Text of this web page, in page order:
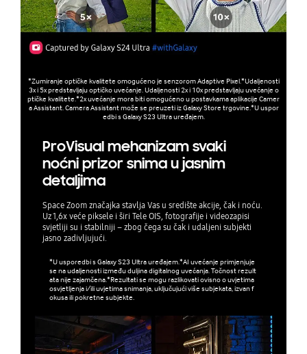
*Zumiranje optičke kvalitete omogućeno je senzorom Adaptive Pixel.*Udaljenosti
3x i 5x predstavljaju optičko uvećanje. Udaljenosti 2x i 10x predstavljaju uvećanje o
ptičke kvalitete.*2x uvećanje mora biti omogućeno u postavkama aplikacije Camer
a Assistant. Camera Assistant može se preuzeti iz Galaxy Store trgovine.*U uspor
edbi s Galaxy S23 Ultra uređajem.
ProVisual mehanizam svaki
noćni prizor snima u jasnim
detaljima
Space Zoom značajka stavlja Vas u središte akcije, čak i noću.
Uz 1,6x veće piksele i širi Tele OIS, fotografije i videozapisi
svjetliji su i stabilniji – zbog čega su čak i udaljeni subjekti
jasno zadivljujući.
*U usporedbi s Galaxy S23 Ultra uređajem.*AI uvećanje primjenjuje
se na udaljenosti između duljina digitalnog uvećanja. Točnost rezult
ata nije zajamčena.*Rezultati se mogu razlikovati ovisno o uvjetima
osvjetljenja i/ili uvjetima snimanja, uključujući više subjekata, izvan f
okusa ili pokretne subjekte.